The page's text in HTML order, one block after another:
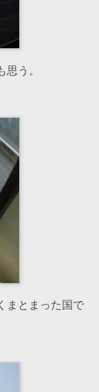
う。
まとまった国で